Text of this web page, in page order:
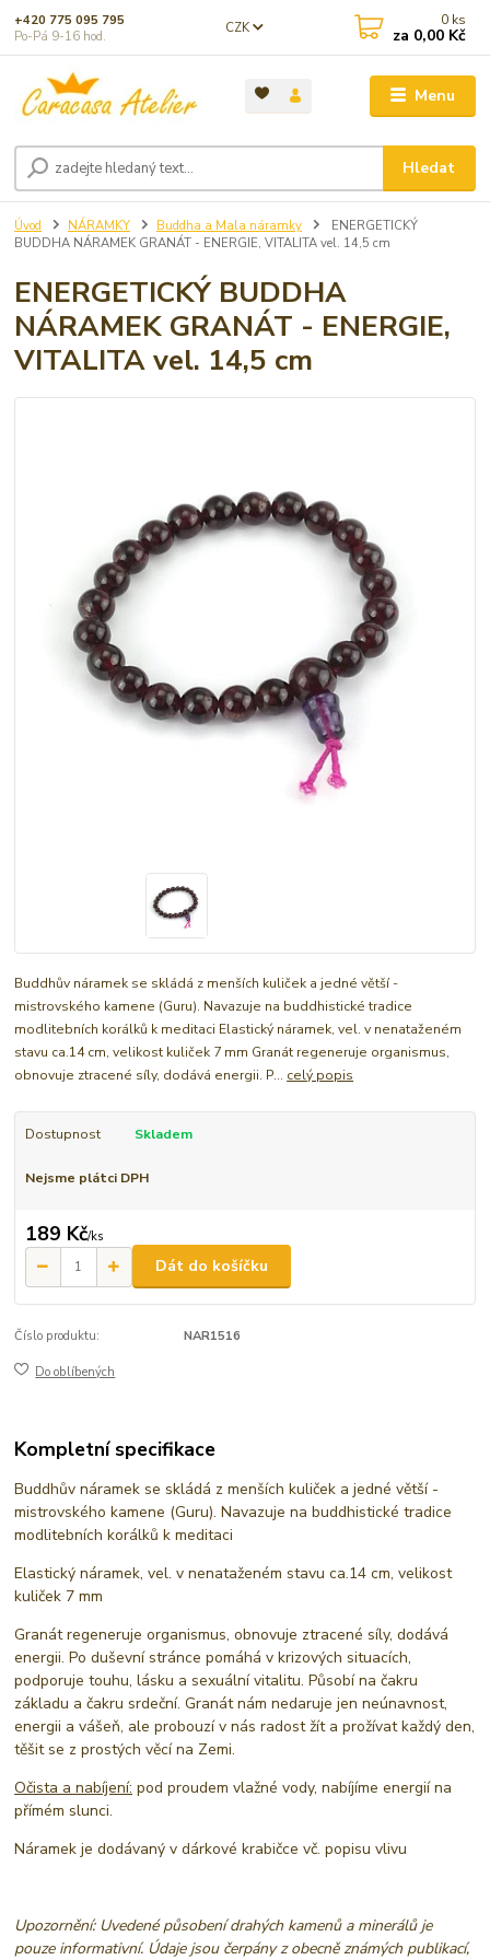
Menu
CZK
Hledat
+420 775 095 795
Po-Pá 9-16 hod.
0 ks
za 0,00 Kč
Úvod NÁRAMKY Buddha a Mala náramky
ENERGETICKÝ
BUDDHA NÁRAMEK GRANÁT - ENERGIE, VITALITA vel. 14,5 cm
ENERGETICKÝ BUDDHA
NÁRAMEK GRANÁT - ENERGIE,
VITALITA vel. 14,5 cm
Buddhův náramek se skládá z menších kuliček a jedné větší -
mistrovského kamene (Guru). Navazuje na buddhistické tradice
modlitebních korálků k meditaci Elastický náramek, vel. v nenataženém
stavu ca.14 cm, velikost kuliček 7 mm Granát regeneruje organismus,
obnovuje ztracené síly, dodává energii. P... celý popis
Dostupnost Skladem
Nejsme plátci DPH
189 Kč/ks
Dát do košíčku
Číslo produktu: NAR1516
Do oblíbených
Kompletní specifikace
Buddhův náramek se skládá z menších kuliček a jedné větší -
mistrovského kamene (Guru). Navazuje na buddhistické tradice
modlitebních korálků k meditaci
Elastický náramek, vel. v nenataženém stavu ca.14 cm, velikost
kuliček 7 mm
Granát regeneruje organismus, obnovuje ztracené síly, dodává
energii. Po duševní stránce pomáhá v krizových situacích,
podporuje touhu, lásku a sexuální vitalitu. Působí na čakru
základu a čakru srdeční. Granát nám nedaruje jen neúnavnost,
energii a vášeň, ale probouzí v nás radost žít a prožívat každý den,
těšit se z prostých věcí na Zemi.
Očista a nabíjení: pod proudem vlažné vody, nabíjíme energií na
přímém slunci.
Náramek je dodávaný v dárkové krabičce vč. popisu vlivu
Upozornění: Uvedené působení drahých kamenů a minerálů je
pouze informativní. Údaje jsou čerpány z obecně známých publikací,